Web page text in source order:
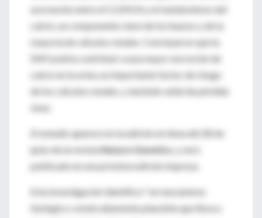
asociación entre el CLDN14 y el metabolismo del
calcio, un componente clave de los huesos y de la
mayoría de cálculos renales. Concluyeron que la
SNP podría contribuir a una mayor excreción de
calcio en la orina, un importante factor de riesgo
de los cálculos renales, y también señal de pérdida
ósea.
El estudio aparece en la edición en línea del 28 de
junio de la revistaNature Genetics , y será
publicado en una próxima edición impresa.
Esta investigación identificó "un mecanismo
biológico común altamente plausible que lleva a